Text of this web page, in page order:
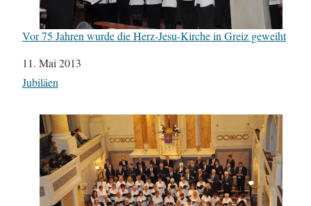
Vor 75 Jahren wurde die Herz-Jesu-Kirche in Greiz geweiht
Datum
11. Mai 2013
In Bezug auf
Jubiläen